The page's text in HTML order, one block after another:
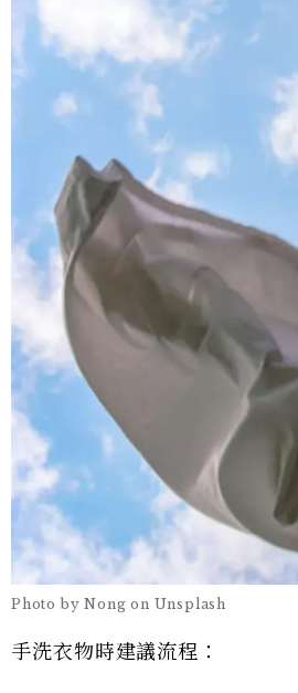
Photo by Nong on Unsplash
手洗衣物時建議流程：